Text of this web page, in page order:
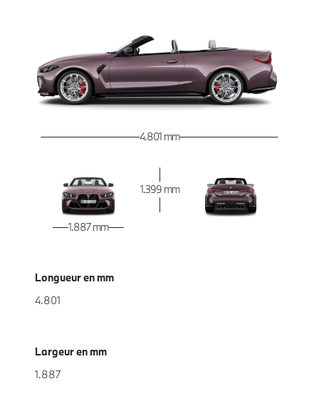
4.801 mm
1.887 mm
1.399 mm
Longueur en mm
4.801
Largeur en mm
1.887